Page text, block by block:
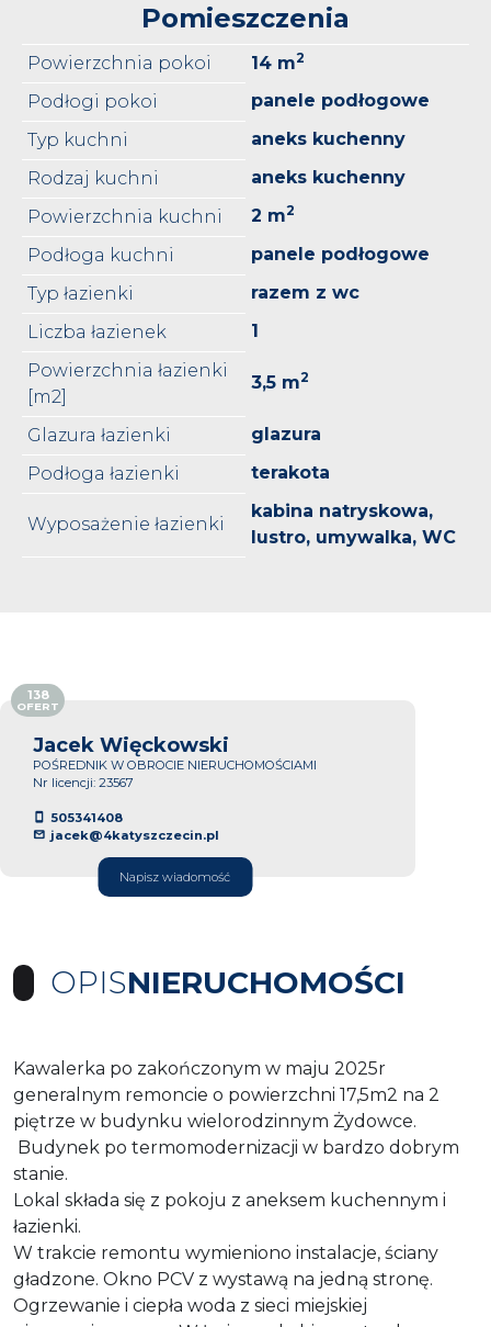
Pomieszczenia
Powierzchnia pokoi 14 m2
Podłogi pokoi
panele podłogowe
Typ kuchni
aneks kuchenny
Rodzaj kuchni
aneks kuchenny
Powierzchnia kuchni
2 m2
Podłoga kuchni
panele podłogowe
Typ łazienki
razem z wc
Liczba łazienek
1
Powierzchnia łazienki
[m2]
3,5 m2
Glazura łazienki
glazura
Podłoga łazienki
terakota
Wyposażenie łazienki
kabina natryskowa,
lustro, umywalka, WC
Jacek Więckowski
POŚREDNIK W OBROCIE NIERUCHOMOŚCIAMI
Nr licencji: 23567
505341408
jacek@4katyszczecin.pl
Napisz wiadomość
138
OFERT
OPISNIERUCHOMOŚCI
Kawalerka po zakończonym w maju 2025r
generalnym remoncie o powierzchni 17,5m2 na 2
piętrze w budynku wielorodzinnym Żydowce.
Budynek po termomodernizacji w bardzo dobrym
stanie.
Lokal składa się z pokoju z aneksem kuchennym i
łazienki.
W trakcie remontu wymieniono instalacje, ściany
gładzone. Okno PCV z wystawą na jedną stronę.
Ogrzewanie i ciepła woda z sieci miejskiej